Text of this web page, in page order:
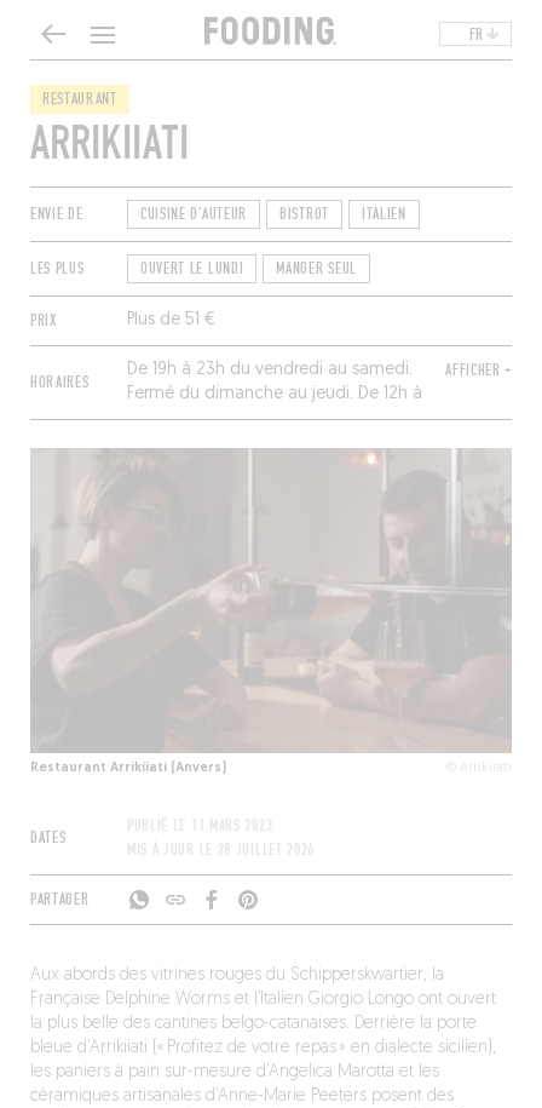
FR
RESTAURANT
ARRIKIIATI
ENVIE DE CUISINE D'AUTEUR BISTROT ITALIEN
LES PLUS OUVERT LE LUNDI MANGER SEUL
PRIX Plus de 51 €
HORAIRES
De 19h à 23h du vendredi au samedi.
Fermé du dimanche au jeudi. De 12h à
15h et 19h à 23h le premier lundi du
AFFICHER +
Restaurant Arrikiiati (Anvers) © Arrikiiati
DATES
PUBLIÉ LE
11 MARS 2023
MIS À JOUR LE 28 JUILLET 2026
PARTAGER
Aux abords des vitrines rouges du Schipperskwartier, la
Française Delphine Worms et l’Italien Giorgio Longo ont ouvert
la plus belle des cantines belgo-catanaises. Derrière la porte
bleue d’Arrikiiati (« Profitez de votre repas » en dialecte sicilien),
les paniers à pain sur-mesure d’Angelica Marotta et les
céramiques artisanales d’Anne-Marie Peeters posent des